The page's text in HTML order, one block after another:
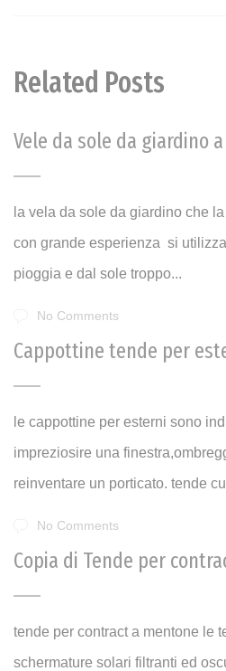
Related Posts
Vele da sole da giardino
la vela da sole da giardino che
con grande esperienza si
pioggia e dal sole troppo...
No Comments
Cappottine tende per
le cappottine per esterni sono
impreziosire una
reinventare un porticato. tende
No Comments
Copia di Tende per
tende per contract a mentone le
schermature solari filtranti ed